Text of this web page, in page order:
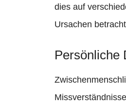
dies auf
Ursachen
Persönliche